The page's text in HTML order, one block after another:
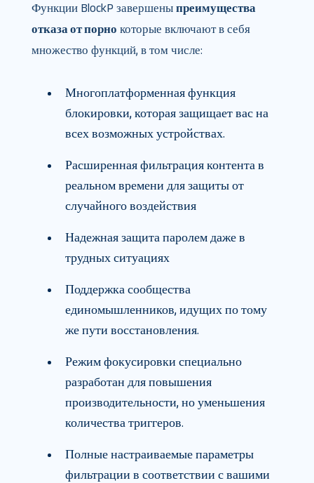
Функции BlockP завершены преимущества
отказа от порно которые включают в себя
множество функций, в том числе:
Многоплатформенная функция
блокировки, которая защищает вас на
всех возможных устройствах.
Расширенная фильтрация контента в
реальном времени для защиты от
случайного воздействия
Надежная защита паролем даже в
трудных ситуациях
Поддержка сообщества
единомышленников, идущих по тому
же пути восстановления.
Режим фокусировки специально
разработан для повышения
производительности, но уменьшения
количества триггеров.
Полные настраиваемые параметры
фильтрации в соответствии с вашими